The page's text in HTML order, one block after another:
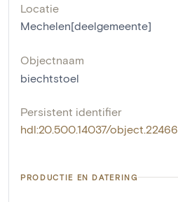
Locatie
Mechelen[deelgemeente]
Objectnaam
biechtstoel
Persistent identifier
hdl:20.500.14037/object.22466
PRODUCTIE EN DATERING